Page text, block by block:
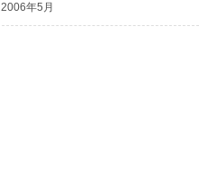
2006年5月